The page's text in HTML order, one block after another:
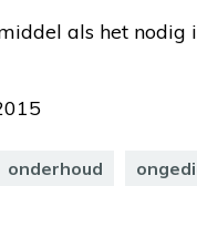
als het
onderhoud